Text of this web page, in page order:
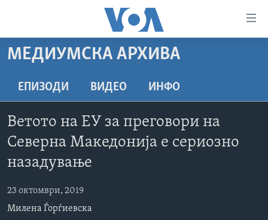
пристапност
содржина
Премини
до
страната
навигација
Пребарувај
ДОМА
РУБРИКИ
МАКЕДОНИЈА
СВЕТ
ЕКОНОМИЈА
ПОЛИТИКА
ЗДРАВЈЕ
ДОКУМЕНТАРЦИ
АРХИВИРАНА ПРОГРАМА
NEWSFLASH - АРХИВА
ВЕСТИ ОД САД ВО МИНУТА - АРХИВА
ИЗБОРИ ВО САД 2020 - АРХИВА
ЗА НАС
Learning English
МЕДИУМСКА АРХИВА
ЕПИЗОДИ ВИДЕО ИНФО
Ветото на ЕУ за преговори на
Северна Македонија е сериозно
назадување
23 октомври, 2019
Милена Ѓорѓиевска